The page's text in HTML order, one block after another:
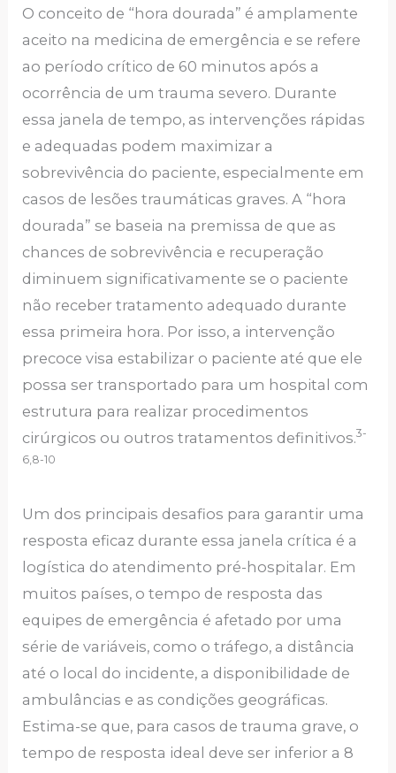
O conceito de “hora dourada” é amplamente
aceito na medicina de emergência e se refere
ao período crítico de 60 minutos após a
ocorrência de um trauma severo. Durante
essa janela de tempo, as intervenções rápidas
e adequadas podem maximizar a
sobrevivência do paciente, especialmente em
casos de lesões traumáticas graves. A “hora
dourada” se baseia na premissa de que as
chances de sobrevivência e recuperação
diminuem significativamente se o paciente
não receber tratamento adequado durante
essa primeira hora. Por isso, a intervenção
precoce visa estabilizar o paciente até que ele
possa ser transportado para um hospital com
estrutura para realizar procedimentos
cirúrgicos ou outros tratamentos definitivos.3-
6,8-10
Um dos principais desafios para garantir uma
resposta eficaz durante essa janela crítica é a
logística do atendimento pré-hospitalar. Em
muitos países, o tempo de resposta das
equipes de emergência é afetado por uma
série de variáveis, como o tráfego, a distância
até o local do incidente, a disponibilidade de
ambulâncias e as condições geográficas.
Estima-se que, para casos de trauma grave, o
tempo de resposta ideal deve ser inferior a 8